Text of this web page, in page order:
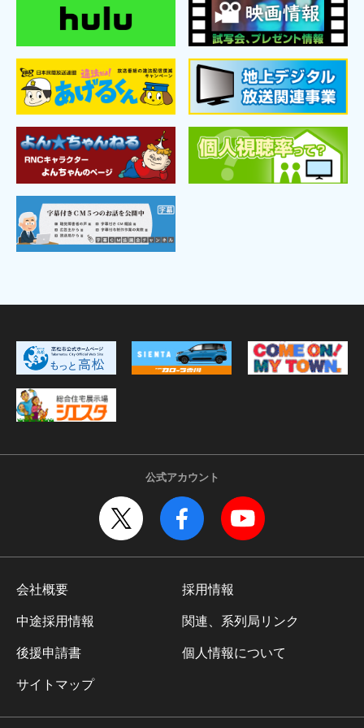
公式アカウント
会社概要 採用情報
中途採用情報 関連、系列局リンク
後援申請書 個人情報について
サイトマップ